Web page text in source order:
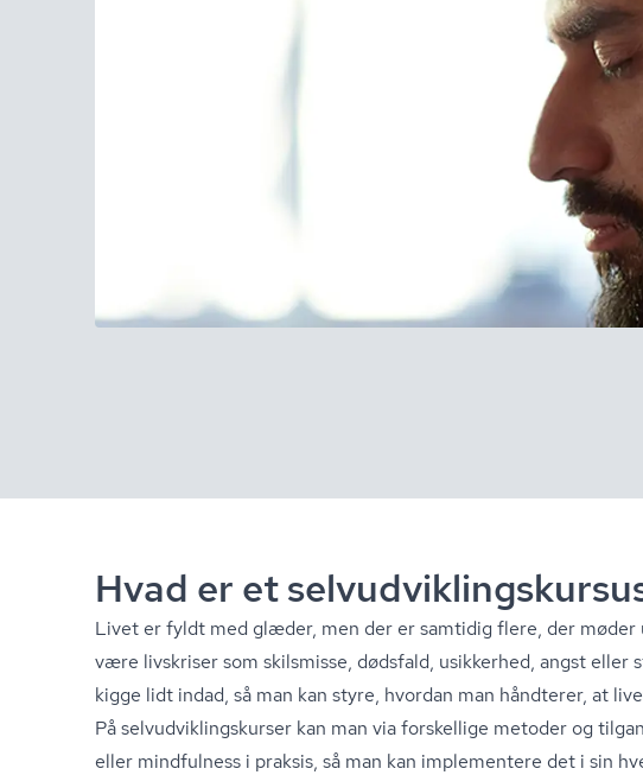
Hvad er et
Livet er fyldt med glæder, men der er samtidig flere, der møder
være livskriser som skilsmisse, dødsfald, usikkerhed, angst
kigge lidt indad, så man kan styre, hvordan man håndterer, at
På sel­v­ud­vik­lings­kur­ser kan man via forskellige metoder og
eller mindfulness i praksis, så man kan implementere det i sin